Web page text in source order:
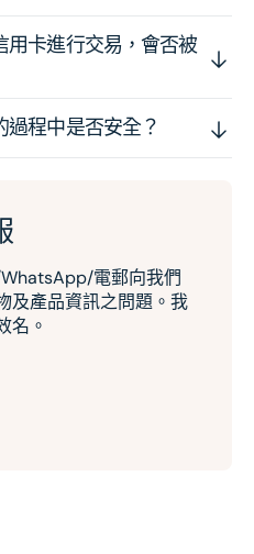
用卡進行交易，會否被
程中是否安全？
電郵向我們
及產品資訊之問題。我
名。